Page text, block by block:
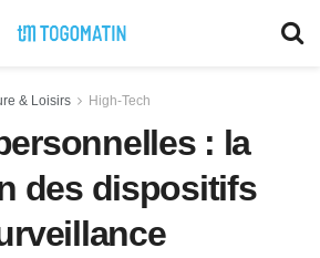
& Loisirs High-Tech
: la
des dispositifs